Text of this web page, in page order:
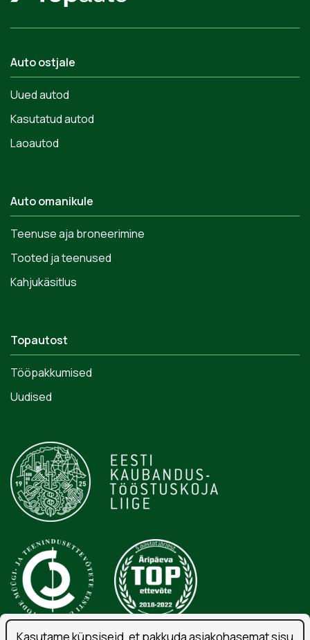
Auto ostjale
Uued autod
Kasutatud autod
Laoautod
Auto omanikule
Teenuse aja broneerimine
Tooted ja teenused
Kahjukäsitlus
Topautost
Tööpakkumised
Uudised